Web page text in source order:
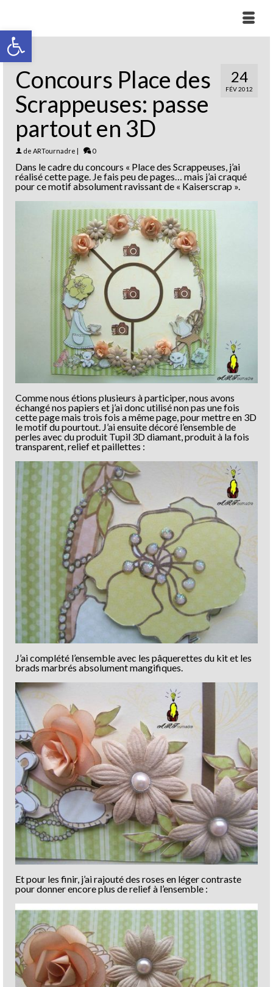
Ouvrir la barre d’outils
24
FÉV 2012
Concours Place des
Scrappeuses: passe
partout en 3D
de ARTournadre | 0
Dans le cadre du concours « Place des Scrappeuses, j’ai
réalisé cette page. Je fais peu de pages… mais j’ai craqué
pour ce motif absolument ravissant de « Kaiserscrap ».
Comme nous étions plusieurs à participer, nous avons
échangé nos papiers et j’ai donc utilisé non pas une fois
cette page mais trois fois a même page, pour mettre en 3D
le motif du pourtout. J’ai ensuite décoré l’ensemble de
perles avec du produit Tupil 3D diamant, produit à la fois
transparent, relief et paillettes :
J’ai complété l’ensemble avec les pâquerettes du kit et les
brads marbrés absolument mangifiques.
Et pour les finir, j’ai rajouté des roses en léger contraste
pour donner encore plus de relief à l’ensemble :